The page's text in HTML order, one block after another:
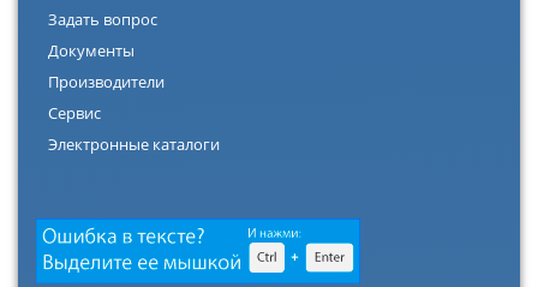
Задать вопрос
Документы
Производители
Сервис
Электронные каталоги